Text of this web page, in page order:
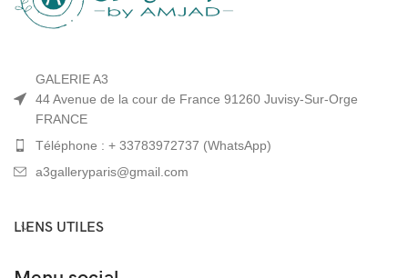
GALERIE A3
44 Avenue de la cour de France 91260 Juvisy-Sur-Orge
FRANCE
Téléphone : + 33783972737 (WhatsApp)
a3galleryparis@gmail.com
LIENS UTILES